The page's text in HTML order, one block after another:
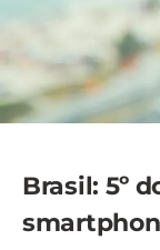
Brasil: 5º